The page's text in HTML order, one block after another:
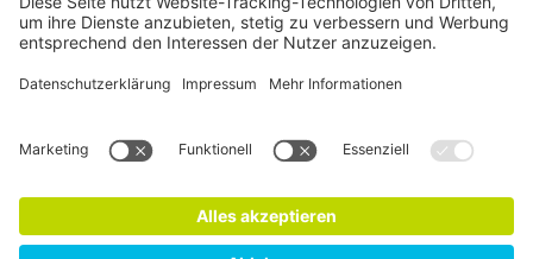
Social Links
Newsletter